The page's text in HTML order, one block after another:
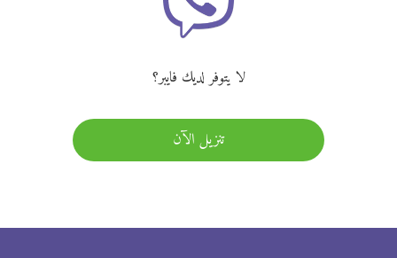
لا يتوفر لديك فايبر؟
تنزيل الآن